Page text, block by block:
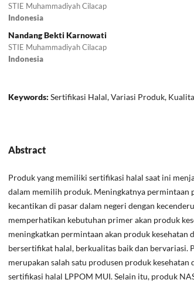
STIE Muhammadiyah Cilacap
Indonesia
Nandang Bekti Karnowati
STIE Muhammadiyah Cilacap
Indonesia
Keywords: Sertifikasi Halal, Variasi Produk,
Abstract
Produk yang memiliki sertifikasi halal saat ini
dalam memilih produk. Meningkatnya permintaan
kecantikan di pasar dalam negeri dengan
memperhatikan kebutuhan primer akan produk
meningkatkan permintaan akan produk kesehatan
bersertifikat halal, berkualitas baik dan bervariasi.
merupakan salah satu produsen produk kesehatan
sertifikasi halal LPPOM MUI. Selain itu, produk